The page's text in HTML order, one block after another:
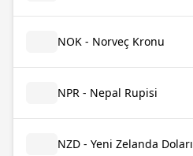
NOK - Norveç Kronu
NPR - Nepal Rupisi
NZD - Yeni Zelanda Doları